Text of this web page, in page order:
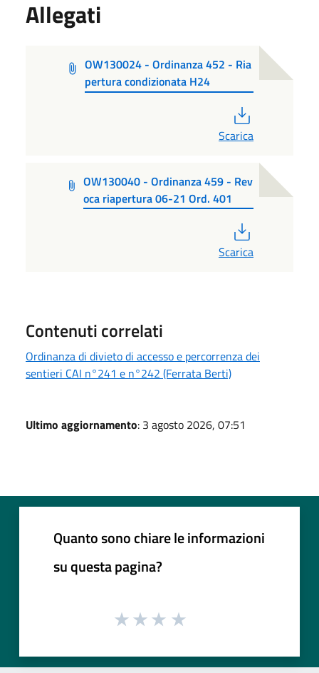
Allegati
OW130024 - Ordinanza 452 - Ria
pertura condizionata H24
Scarica
OW130040 - Ordinanza 459 - Rev
oca riapertura 06-21 Ord. 401
Scarica
Contenuti correlati
Ordinanza di divieto di accesso e percorrenza dei
sentieri CAI n°241 e n°242 (Ferrata Berti)
Ultimo aggiornamento: 3 agosto 2026, 07:51
Quanto sono chiare le informazioni
su questa pagina?